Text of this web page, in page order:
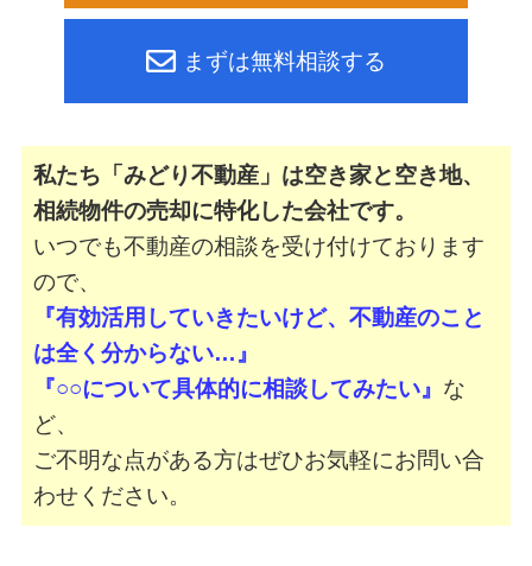
まずは無料相談する
私たち「みどり不動産」は空き家と空き地、
相続物件の売却に特化した会社です。
いつでも不動産の相談を受け付けております
ので、
『有効活用していきたいけど、不動産のこと
は全く分からない…』
『○○について具体的に相談してみたい』 な
ど、
ご不明な点がある方はぜひお気軽にお問い合
わせください。